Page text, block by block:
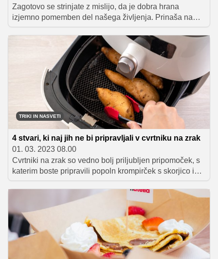
Zagotovo se strinjate z mislijo, da je dobra hrana
izjemno pomemben del našega življenja. Prinaša nam
veliko užitkov, nenazadnje tudi nepozabne trenutke.
Seveda ni pomembno samo to, da je hrana kar se da
okusna, temveč mora biti tudi dovolj zdrava. Na to smo
vse bolj pozorni, na to nas opozarjajo tudi številni
strokovnjaki.
TRIKI IN NASVETI
4 stvari, ki naj jih ne bi pripravljali v cvrtniku na zrak
01. 03. 2023 08.00
Cvrtniki na zrak so vedno bolj priljubljen pripomoček, s
katerim boste pripravili popoln krompirček s skorjico in
odlične piščančje perutničke. A to še zdaleč ni vse,
pripravite lahko različne vrste mesa, ribe, pleskavice,
pice, vnaprej pripravljene zamrznjene jedi in tudi
pekovske dobrote. V njem lahko cvrete, pečete in
pražite ter tako na zdrav, hiter in enostaven način
pripravite številne okusne jedi ali le pogrejete hrano.